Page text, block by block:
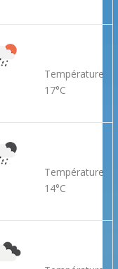
Température
17°C
Température
14°C